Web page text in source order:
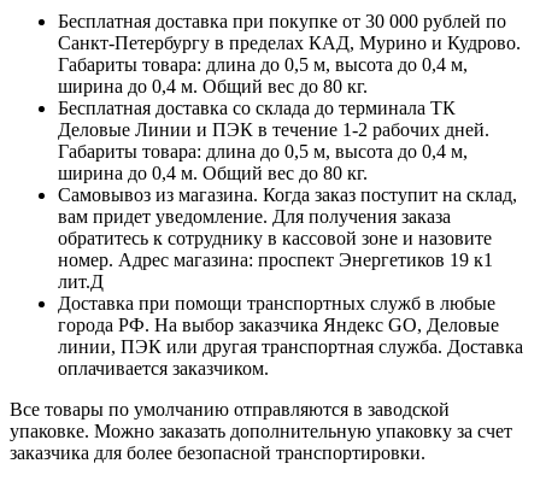
Бесплатная доставка при покупке от 30 000 рублей по
Санкт-Петербургу в пределах КАД, Мурино и Кудрово.
Габариты товара: длина до 0,5 м, высота до 0,4 м,
ширина до 0,4 м. Общий вес до 80 кг.
Бесплатная доставка со склада до терминала ТК
Деловые Линии и ПЭК в течение 1-2 рабочих дней.
Габариты товара: длина до 0,5 м, высота до 0,4 м,
ширина до 0,4 м. Общий вес до 80 кг.
Самовывоз из магазина. Когда заказ поступит на склад,
вам придет уведомление. Для получения заказа
обратитесь к сотруднику в кассовой зоне и назовите
номер. Адрес магазина: проспект Энергетиков 19 к1
лит.Д
Доставка при помощи транспортных служб в любые
города РФ. На выбор заказчика Яндекс GO, Деловые
линии, ПЭК или другая транспортная служба. Доставка
оплачивается заказчиком.
Все товары по умолчанию отправляются в заводской
упаковке. Можно заказать дополнительную упаковку за счет
заказчика для более безопасной транспортировки.